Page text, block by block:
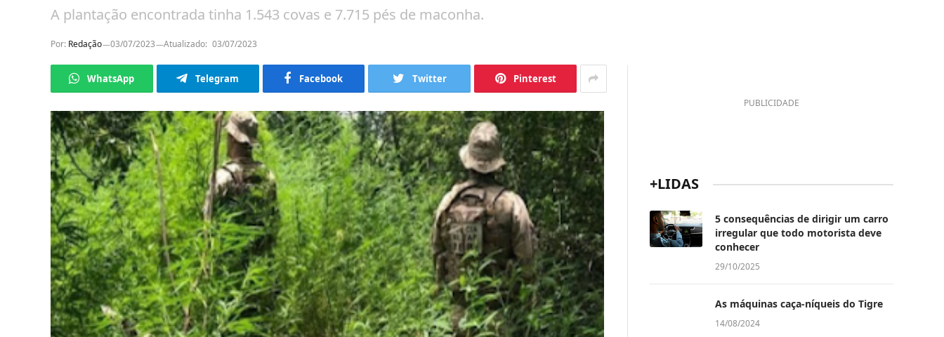
A plantação encontrada tinha 1.543 covas e 7.715 pés de maconha.
Por: Redação 03/07/2023 Atualizado: 03/07/2023
WhatsApp Telegram Facebook Twitter Pinterest
PUBLICIDADE
+LIDAS
5 consequências de dirigir um carro
irregular que todo motorista deve
conhecer
29/10/2025
As máquinas caça-níqueis do Tigre
14/08/2024